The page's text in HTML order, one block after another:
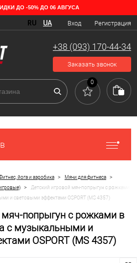
ДО -50% ДО 06 АВГУСА
Вход Регистрация
RU UA
+38 (093) 170-44-34
Заказать звонок
0
йога и аэробика > Мячи для фитнеса >
>
Детский игровой мяч-попрыгун с рожками
и световыми эффектами OSPORT (MS 4357)
мяч-попрыгун с рожками в
с музыкальными и
OSPORT (MS 4357)